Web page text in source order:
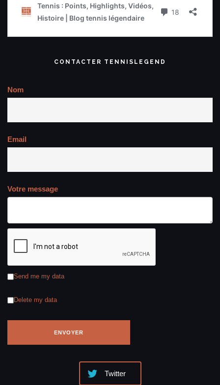
CONTACTER TENNISLEGEND
Nom
Email
Votre message
Send me my data
Delete my data
Twitter